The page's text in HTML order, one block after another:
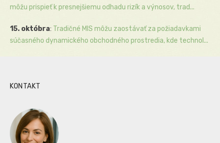
môžu prispieť k presnejšiemu odhadu rizík a výnosov, trad...
15. októbra: Tradičné MIS môžu zaostávať za požiadavkami
súčasného dynamického obchodného prostredia, kde technol...
KONTAKT